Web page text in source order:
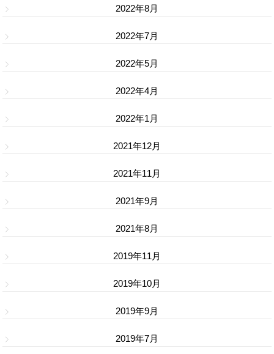
2022年8月
2022年7月
2022年5月
2022年4月
2022年1月
2021年12月
2021年11月
2021年9月
2021年8月
2019年11月
2019年10月
2019年9月
2019年7月